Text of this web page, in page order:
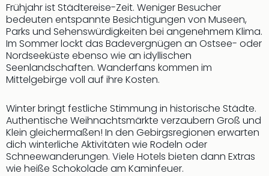
Frühjahr ist Städtereise-Zeit. Weniger Besucher
bedeuten entspannte Besichtigungen von Museen,
Parks und Sehenswürdigkeiten bei angenehmem Klima.
Im Sommer lockt das Badevergnügen an Ostsee- oder
Nordseeküste ebenso wie an idyllischen
Seenlandschaften. Wanderfans kommen im
Mittelgebirge voll auf ihre Kosten.
Winter bringt festliche Stimmung in historische Städte.
Authentische Weihnachtsmärkte verzaubern Groß und
Klein gleichermaßen! In den Gebirgsregionen erwarten
dich winterliche Aktivitäten wie Rodeln oder
Schneewanderungen. Viele Hotels bieten dann Extras
wie heiße Schokolade am Kaminfeuer.